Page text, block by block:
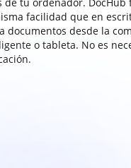
facilidad que en
documentos desde la
o tableta. No es